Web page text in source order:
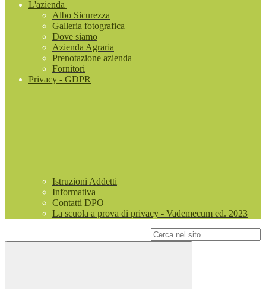
L'azienda
Albo Sicurezza
Galleria fotografica
Dove siamo
Azienda Agraria
Prenotazione azienda
Fornitori
Privacy - GDPR
Istruzioni Addetti
Informativa
Contatti DPO
La scuola a prova di privacy - Vademecum ed. 2023